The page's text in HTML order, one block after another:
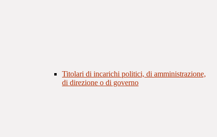
Titolari di incarichi politici, di amministrazione,
di direzione o di governo